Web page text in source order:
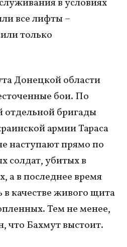
в условиях
все лифты –
только
Донецкой области
бои. По
отдельной бригады
армии Тараса
наступают прямо по
солдат, убитых в
а в последнее время
в качестве живого щита
Тем не менее,
что Бахмут выстоит.